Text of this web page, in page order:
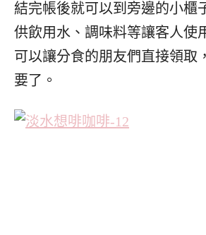
結完帳後就可以到旁邊的小櫃
供飲用水、調味料等讓客人使
可以讓分食的朋友們直接領取
要了。